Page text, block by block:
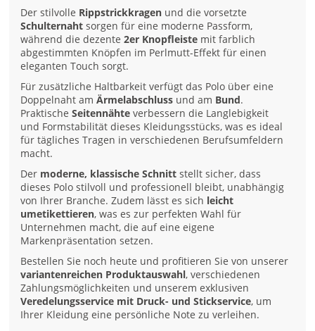
Der stilvolle Rippstrickkragen und die vorsetzte
Schulternaht sorgen für eine moderne Passform,
während die dezente2er Knopfleiste mit farblich
abgestimmten Knöpfen im Perlmutt-Effekt für einen
eleganten Touch sorgt.
Für zusätzliche Haltbarkeit verfügt das Polo über eine
Doppelnaht amÄrmelabschluss und am Bund.
PraktischeSeitennähte verbessern die Langlebigkeit
und Formstabilität dieses Kleidungsstücks, was es ideal
für tägliches Tragen in verschiedenen Berufsumfeldern
macht.
Der moderne, klassische Schnitt stellt sicher, dass
dieses Polo stilvoll und professionell bleibt, unabhängig
von Ihrer Branche. Zudem lässt es sich leicht
umetikettieren, was es zur perfekten Wahl für
Unternehmen macht, die auf eine eigene
Markenpräsentation setzen.
Bestellen Sie noch heute und profitieren Sie von unserer
variantenreichen Produktauswahl, verschiedenen
Zahlungsmöglichkeiten und unserem exklusiven
Veredelungsservice mit Druck- und Stickservice, um
Ihrer Kleidung eine persönliche Note zu verleihen.